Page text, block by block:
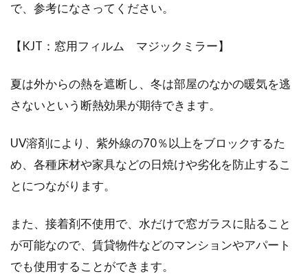
住まいの窓の鍵がグラグラしてうまく閉まらな
について...
で、参考になさってください。
【KJT：窓用フィルム マジックミラー】
夏は外からの熱を遮断し、冬は部屋のなかの暖気を逃
さないという断熱効果が期待できます。
UV溶剤により、紫外線の70％以上をブロックするた
め、各種床材や家具などの日焼けや劣化を防止するこ
とにつながります。
また、接着剤不使用で、水だけで窓ガラスに貼ること
が可能なので、賃貸物件などのマンションやアパート
でも使用することができます。